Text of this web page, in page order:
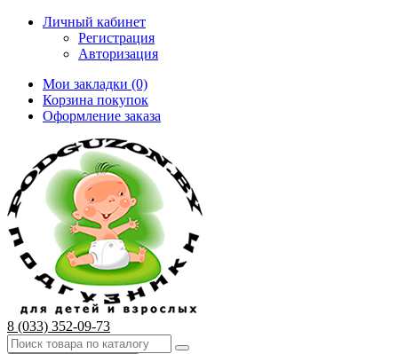
Личный кабинет
Регистрация
Авторизация
Мои закладки (0)
Корзина покупок
Оформление заказа
8 (033) 352-09-73